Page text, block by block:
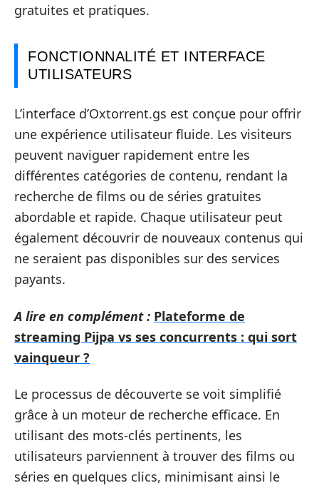
gratuites et pratiques.
FONCTIONNALITÉ ET INTERFACE
UTILISATEURS
L’interface d’Oxtorrent.gs est conçue pour offrir
une expérience utilisateur fluide. Les visiteurs
peuvent naviguer rapidement entre les
différentes catégories de contenu, rendant la
recherche de films ou de séries gratuites
abordable et rapide. Chaque utilisateur peut
également découvrir de nouveaux contenus qui
ne seraient pas disponibles sur des services
payants.
A lire en complément : Plateforme de
streaming Pijpa vs ses concurrents : qui sort
vainqueur ?
Le processus de découverte se voit simplifié
grâce à un moteur de recherche efficace. En
utilisant des mots-clés pertinents, les
utilisateurs parviennent à trouver des films ou
séries en quelques clics, minimisant ainsi le